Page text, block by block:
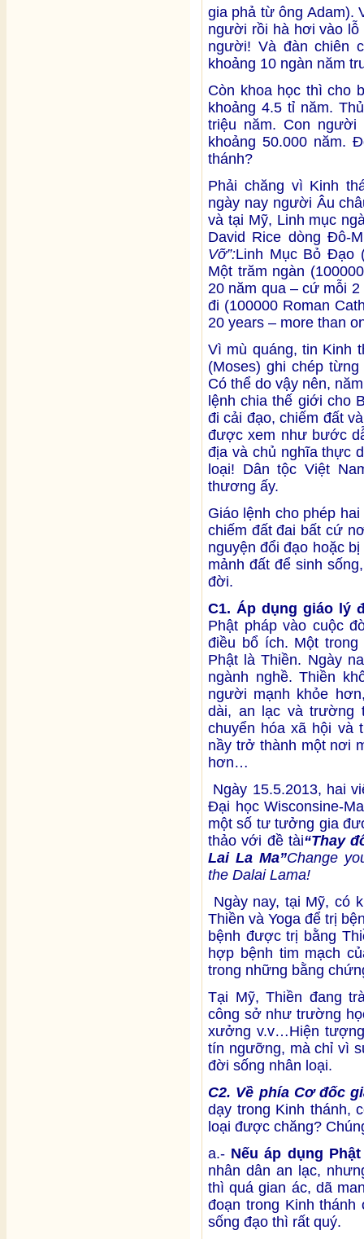
gia phả từ ông Adam).
người rồi hà hơi vào lỗ
người! Và đàn chiên
khoảng 10 ngàn năm
Còn khoa học thì cho
khoảng 4.5 tỉ năm.
triệu năm. Con người
khoảng 50.000 năm.
thánh?
Phải chăng vì Kinh
ngày nay người Âu
và tại Mỹ, Linh mục
David Rice dòng Đô-
Vỡ”:Linh Mục Bỏ Đạo
Một trăm ngàn
20 năm qua – cứ mỗi
đi (100000 Roman
20 years – more than
Vì mù quáng, tin Kinh
(Moses) ghi chép
Có thể do vậy nên,
lệnh chia thế giới cho
đi cải đạo, chiếm đất
được xem như bước
địa và chủ nghĩa thực
loại! Dân tộc Việt
thương ấy.
Giáo lệnh cho phép
chiếm đất đai bất cứ
nguyện đổi đạo hoặc
mảnh đất để sinh
đời.
C1. Áp dụng giáo lý
Phật pháp vào cuộc
điều bổ ích. Một
Phật là Thiền. Ngày
ngành nghề. Thiền
người mạnh khỏe
dài, an lạc và trường
chuyển hóa xã hội và
nầy trở thành một nơi
hơn…
Ngày 15.5.2013, hai
Đại học Wisconsine-
một số tư tưởng gia
thảo với đề tài“Thay
Lai La Ma”Change
the Dalai Lama!
Ngày nay, tại Mỹ, có
Thiền và Yoga để trị
bệnh được trị bằng
hợp bệnh tim mạch
trong những bằng
Tại Mỹ, Thiền đang
công sở như trường
xưởng v.v…Hiện
tín ngưỡng, mà chỉ vì
đời sống nhân loại.
C2. Về phía Cơ đốc
dạy trong Kinh thánh,
loại được chăng?
a.- Nếu áp dụng
nhân dân an lạc,
thì quá gian ác, dã
đoạn trong Kinh
sống đạo thì rất quý.